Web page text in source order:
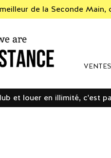
de la Seconde Main,
et louer en illimité, c'est